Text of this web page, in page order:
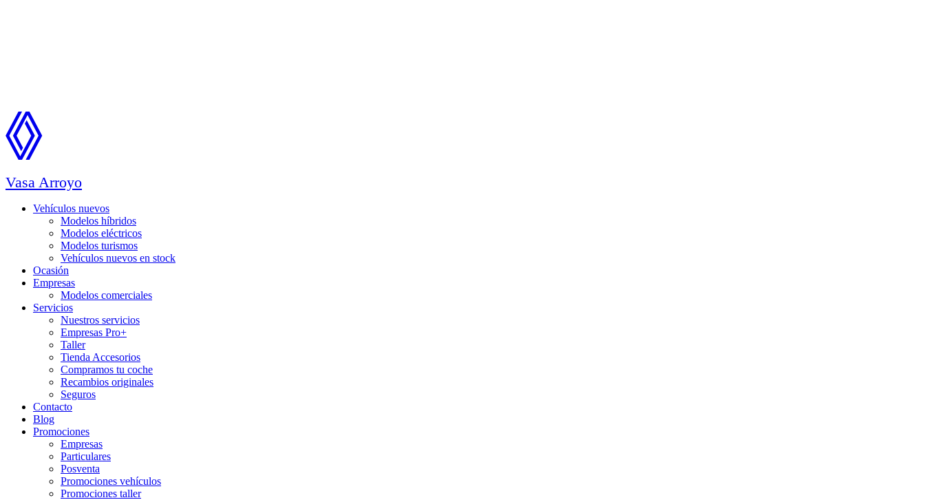
Vasa Arroyo
Vehículos nuevos
Modelos híbridos
Modelos eléctricos
Modelos turismos
Vehículos nuevos en stock
Ocasión
Empresas
Modelos comerciales
Servicios
Nuestros servicios
Empresas Pro+
Taller
Tienda Accesorios
Compramos tu coche
Recambios originales
Seguros
Contacto
Blog
Promociones
Empresas
Particulares
Posventa
Promociones vehículos
Promociones taller